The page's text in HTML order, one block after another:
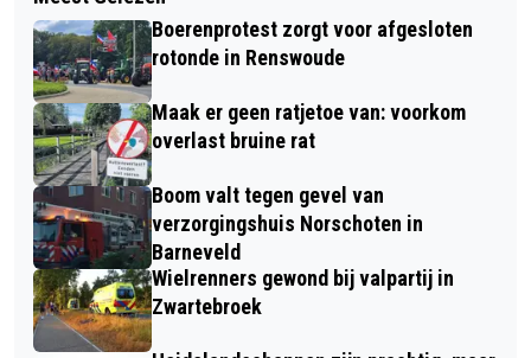
EDESEWEG IN LUNTEREN
A12 IN AUGUSTUS GEDEELTELIJK
DICHT TUSSEN ARNHEM EN UTRECHT,
OOK TREINVEKEER ONTREGELD
Boerenprotest zorgt voor afgesloten
rotonde in Renswoude
Maak er geen ratjetoe van: voorkom
overlast bruine rat
Boom valt tegen gevel van
verzorgingshuis Norschoten in
Barneveld
Wielrenners gewond bij valpartij in
Zwartebroek